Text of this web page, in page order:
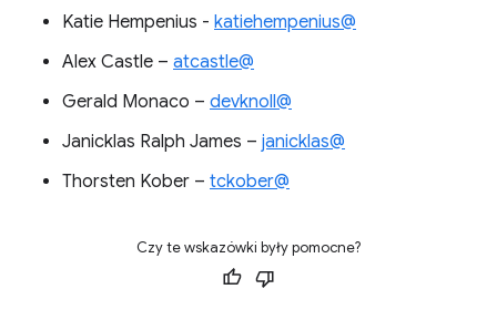
Katie Hempenius - katiehempenius@
Alex Castle – atcastle@
Gerald Monaco – devknoll@
Janicklas Ralph James – janicklas@
Thorsten Kober – tckober@
Czy te wskazówki były pomocne?